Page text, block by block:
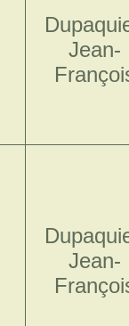
Jean-
Jean-